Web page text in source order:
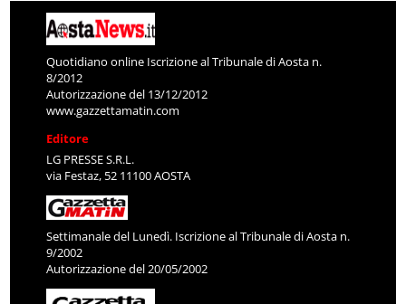
Quotidiano online Iscrizione al Tribunale di Aosta n.
8/2012
Autorizzazione del 13/12/2012
www.gazzettamatin.com
Editore
LG PRESSE S.R.L.
via Festaz, 52 11100 AOSTA
Settimanale del Lunedì. Iscrizione al Tribunale di Aosta n.
9/2002
Autorizzazione del 20/05/2002